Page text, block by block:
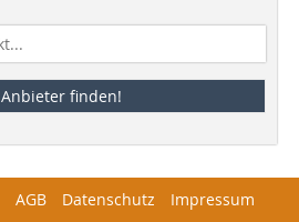
Anbieter finden!
AGB Datenschutz
Impressum